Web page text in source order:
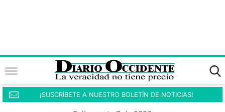
¡SUSCRÍBETE A NUESTRO BOLETÍN DE NOTICIAS!